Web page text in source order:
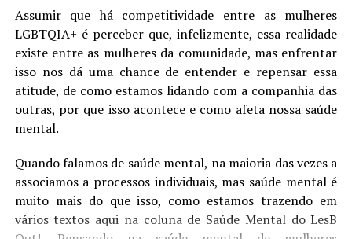
Apesar de estar em um relacionamento heterossexual
por achar que era o esperado dela, assim que a jovem
entende sua sexualidade, ela não tenta reprimir isso. Seu
relacionamento com Jamie começa um pouco
conturbado, mas assim que a mesma se liberta do peso
do passado, se rende totalmente. A relação de Jamie e
em todas as circunstâncias, se tornando o porto seguro
uma da outra.
Um dos pontos mais positivos da trama é a normalidade
Assumir que há competitividade entre as mulheres
LGBTQIA+ é perceber que, infelizmente, essa realidade
existe entre as mulheres da comunidade, mas enfrentar
isso nos dá uma chance de entender e repensar essa
atitude, de como estamos lidando com a companhia das
outras, por que isso acontece e como afeta nossa saúde
mental.
Quando falamos de saúde mental, na maioria das vezes a
associamos a processos individuais, mas saúde mental é
muito mais do que isso, como estamos trazendo em
vários textos aqui na coluna de Saúde Mental do LesB